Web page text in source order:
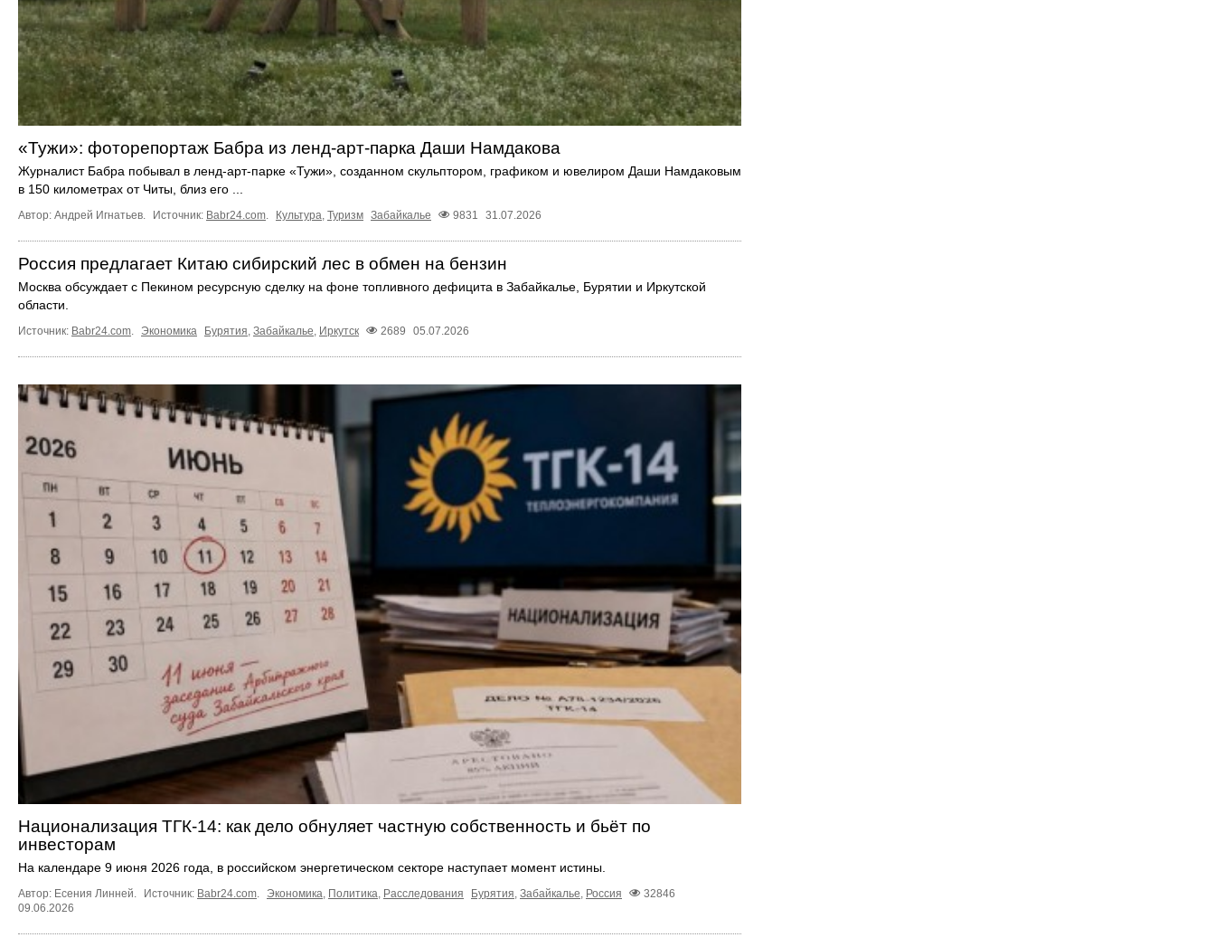
«Тужи»: фоторепортаж Бабра из ленд-арт-парка Даши Намдакова
Журналист Бабра побывал в ленд-арт-парке «Тужи», созданном скульптором, графиком и ювелиром Даши Намдаковым
в 150 километрах от Читы, близ его ...
Автор: Андрей Игнатьев. Источник: Babr24.com. Культура, Туризм Забайкалье 9831 31.07.2026
Россия предлагает Китаю сибирский лес в обмен на бензин
Москва обсуждает с Пекином ресурсную сделку на фоне топливного дефицита в Забайкалье, Бурятии и Иркутской
области.
Источник: Babr24.com. Экономика Бурятия, Забайкалье, Иркутск 2689 05.07.2026
Национализация ТГК-14: как дело обнуляет частную собственность и бьёт по
инвесторам
На календаре 9 июня 2026 года, в российском энергетическом секторе наступает момент истины.
Автор: Есения Линней. Источник: Babr24.com. Экономика, Политика, Расследования Бурятия, Забайкалье, Россия
32846
09.06.2026